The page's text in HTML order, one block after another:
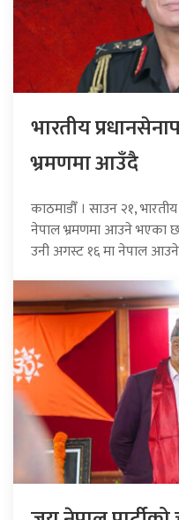
भारतीय
भ्रमणमा आउँदै
काठमाडौँ । साउन २१,
नेपाल भ्रमणमा आउने भएका
उनी अगस्ट १६ मा नेपाल आउने